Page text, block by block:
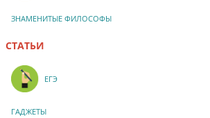
ЗНАМЕНИТЫЕ ФИЛОСОФЫ
СТАТЬИ
ЕГЭ
ГАДЖЕТЫ